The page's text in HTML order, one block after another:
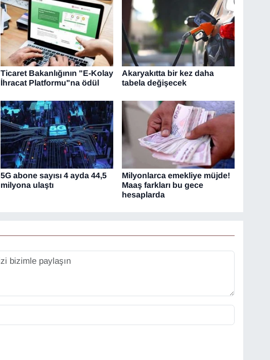
Ticaret Bakanlığının "E-Kolay
İhracat Platformu"na ödül
Akaryakıtta bir kez daha
tabela değişecek
5G abone sayısı 4 ayda 44,5
milyona ulaştı
Milyonlarca emekliye müjde!
Maaş farkları bu gece
hesaplarda